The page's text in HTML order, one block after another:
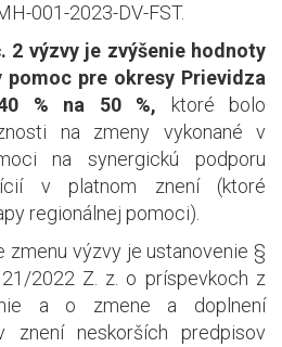
001-2023-DV-FST.
2 výzvy je zvýšenie hodnoty
pre okresy Prievidza
% na 50 %, ktoré bolo
na zmeny vykonané v
na synergickú podporu
v platnom znení (ktoré
regionálnej pomoci).
zmenu výzvy je ustanovenie §
2022 Z. z. o príspevkoch z
a o zmene a doplnení
znení neskorších predpisov